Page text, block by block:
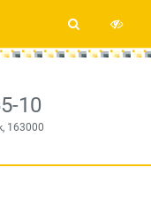
10
163000